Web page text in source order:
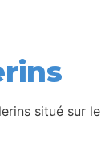
situé sur le